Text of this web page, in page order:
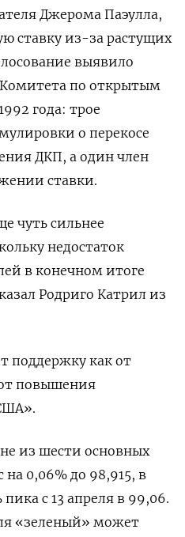
‌Джерома Паэулла,
‌ставку из-за растущих
выявило
по открытым
года: трое
о перекосе
‌ДКП, а один член
ставки.
чуть сильнее
недостаток
в конечном итоге
Родриго Катрил из
поддержку как от
от повышения
из ​шести основных
0,06% до 98,915, в
с ​13 апреля в 99,06.
«зеленый» может